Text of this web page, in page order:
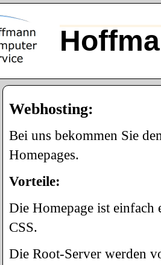
Webhosting:
Bei uns bekommen Sie
Homepages.
Vorteile:
Die Homepage ist
CSS.
Die Root-Server werden